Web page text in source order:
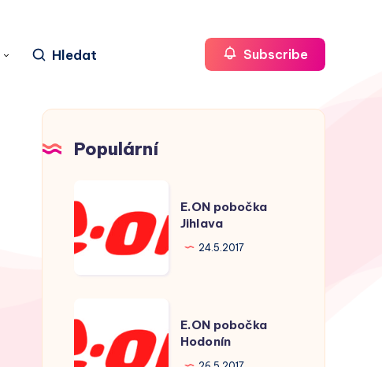
Hledat Subscribe
Populární
pobočka
Jihlava
E.ON pobočka
Jihlava
24.5.2017
pobočka
Hodonín
E.ON pobočka
Hodonín